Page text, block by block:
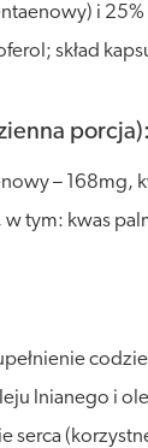
i
skład
porcja):
–
tym: kwas
lnianego i